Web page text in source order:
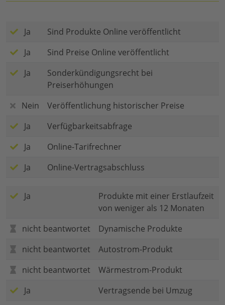
Ja
Sind Produkte Online veröffentlicht
Ja
Sind Preise Online veröffentlicht
Ja
Sonderkündigungsrecht bei
Preiserhöhungen
Nein
Veröffentlichung historischer Preise
Ja
Verfügbarkeitsabfrage
Ja
Online-Tarifrechner
Ja
Online-Vertragsabschluss
Ja
Produkte mit einer Erstlaufzeit
von weniger als 12 Monaten
nicht beantwortet
Dynamische Produkte
nicht beantwortet
Autostrom-Produkt
nicht beantwortet
Wärmestrom-Produkt
Ja
Vertragsende bei Umzug